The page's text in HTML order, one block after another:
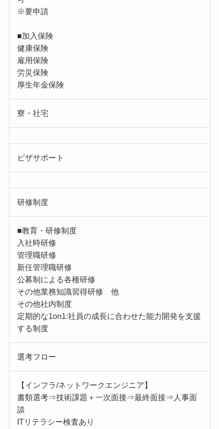
※要申請
■加入保険
健康保険
雇用保険
労災保険
厚生年金保険
寮・社宅
ビザサポート
研修制度
■教育・研修制度
入社時研修
管理職研修
新任管理職研修
公募制による各種研修
その他業務知識習得研修 他
その他社内制度
定期的な1on1:社員の成長に合わせた能力開発を支援
する制度
選考フロー
【インフラ/ネットワークエンジニア】
書類選考⇒技術課題＋一次面接⇒最終面接⇒人事面
談
ITリテラシー検査あり